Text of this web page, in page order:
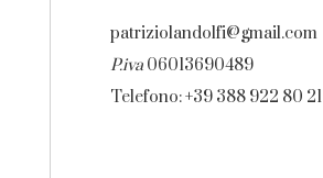
patriziolandolfi@gmail.com
P.iva 06013690489
Telefono: +39 388 922 80 21